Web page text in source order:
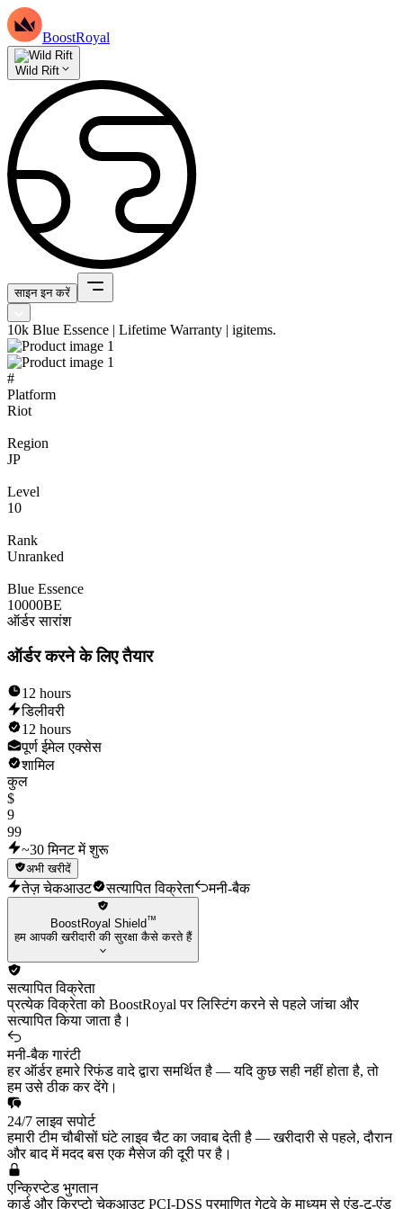
BoostRoyal
Wild Rift
साइन इन करें
10k Blue Essence | Lifetime Warranty | igitems.
#
Platform
Riot
Region
JP
Level
10
Rank
Unranked
Blue Essence
10000BE
ऑर्डर सारांश
ऑर्डर करने के लिए तैयार
12 hours
डिलीवरी
12 hours
पूर्ण ईमेल एक्सेस
शामिल
कुल
$
9
99
~30 मिनट में शुरू
अभी खरीदें
तेज़ चेकआउट सत्यापित विक्रेता मनी-बैक
BoostRoyal Shield™
हम आपकी खरीदारी की सुरक्षा कैसे करते हैं
सत्यापित विक्रेता
प्रत्येक विक्रेता को BoostRoyal पर लिस्टिंग करने से पहले जांचा और
सत्यापित किया जाता है।
मनी-बैक गारंटी
हर ऑर्डर हमारे रिफंड वादे द्वारा समर्थित है — यदि कुछ सही नहीं होता है, तो
हम उसे ठीक कर देंगे।
24/7 लाइव सपोर्ट
हमारी टीम चौबीसों घंटे लाइव चैट का जवाब देती है — खरीदारी से पहले, दौरान
और बाद में मदद बस एक मैसेज की दूरी पर है।
एन्क्रिप्टेड भुगतान
कार्ड और क्रिप्टो चेकआउट PCI-DSS प्रमाणित गेटवे के माध्यम से एंड-टू-एंड